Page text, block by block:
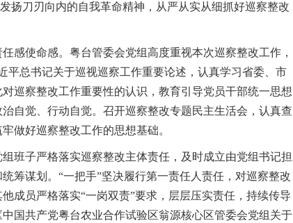
扬刀刃向内的自我革命精神，从严从实从细抓好巡察整改
使命感。粤台管委会党组高度重视本次巡察整改工作，
平总书记关于巡视巡察工作重要论述，认真学习省委、市
巡察整改工作重要性的认识，教育引导党员干部统一思想
自觉、行动自觉。召开巡察整改专题民主生活会，认真查
做好巡察整改工作的思想基础。
子严格落实巡察整改主体责任，及时成立由党组书记担
筹谋划。“一把手”坚决履行第一责任人责任，对巡察整改
成员严格落实“一岗双责”要求，层层压实责任，持续传导
国共产党粤台农业合作试验区翁源核心区管委会党组关于